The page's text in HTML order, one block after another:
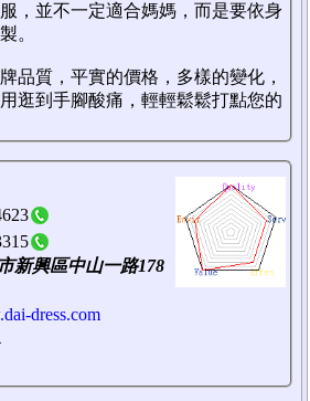
，並不一定適合媽媽，而是要依身
。
品質，平實的價格，多樣的變化，
逛到手腳酸痛，輕輕鬆鬆打點您的
新興區中山一路178
dress.com